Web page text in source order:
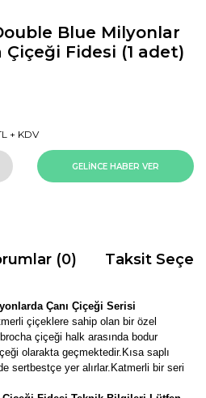
Blue Milyonlar
Çiçeği Fidesi (1 adet)
+ KDV
GELİNCE HABER VER
(0) Taksit
Çanı Çiçeği Serisi
çiçeklere sahip olan bir özel
çiçeği halk arasında bodur
olarakta geçmektedir.Kısa saplı
sertbestçe yer alırlar.Katmerli bir seri